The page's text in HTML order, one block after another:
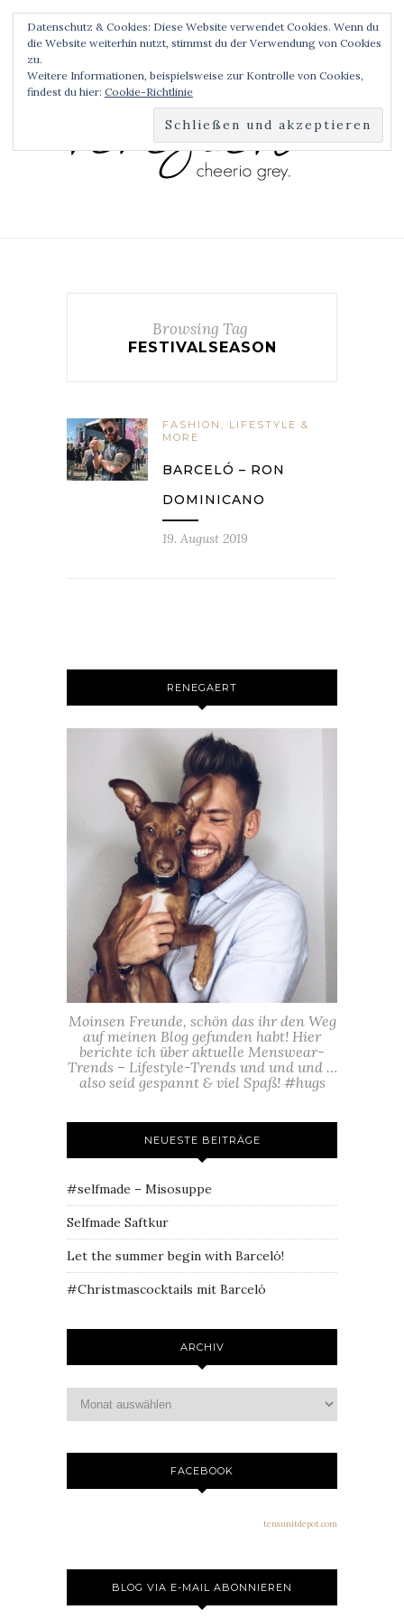
Browsing Tag
FESTIVALSEASON
FASHION, LIFESTYLE &
MORE
BARCELÓ – RON
DOMINICANO
19. August 2019
RENEGAERT
Moinsen Freunde, schön das ihr den Weg
auf meinen Blog gefunden habt! Hier
berichte ich über aktuelle Menswear-
Trends – Lifestyle-Trends und und und …
also seid gespannt & viel Spaß! #hugs
NEUESTE BEITRÄGE
#selfmade – Misosuppe
Selfmade Saftkur
Let the summer begin with Barceló!
#Christmascocktails mit Barceló
ARCHIV
FACEBOOK
tensunitdepot.com
BLOG VIA E-MAIL ABONNIEREN
Datenschutz & Cookies: Diese Website verwendet Cookies. Wenn du
die Website weiterhin nutzt, stimmst du der Verwendung von Cookies
zu.
Weitere Informationen, beispielsweise zur Kontrolle von Cookies,
findest du hier: Cookie-Richtlinie